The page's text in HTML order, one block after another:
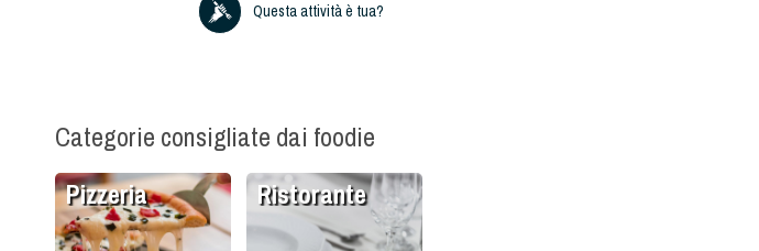
Questa attività è tua?
Categorie consigliate dai foodie
Pizzeria Ristorante